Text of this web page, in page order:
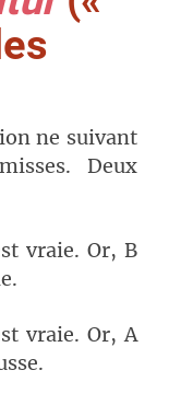
ne suivant
Deux
vraie. Or, B
vraie. Or, A